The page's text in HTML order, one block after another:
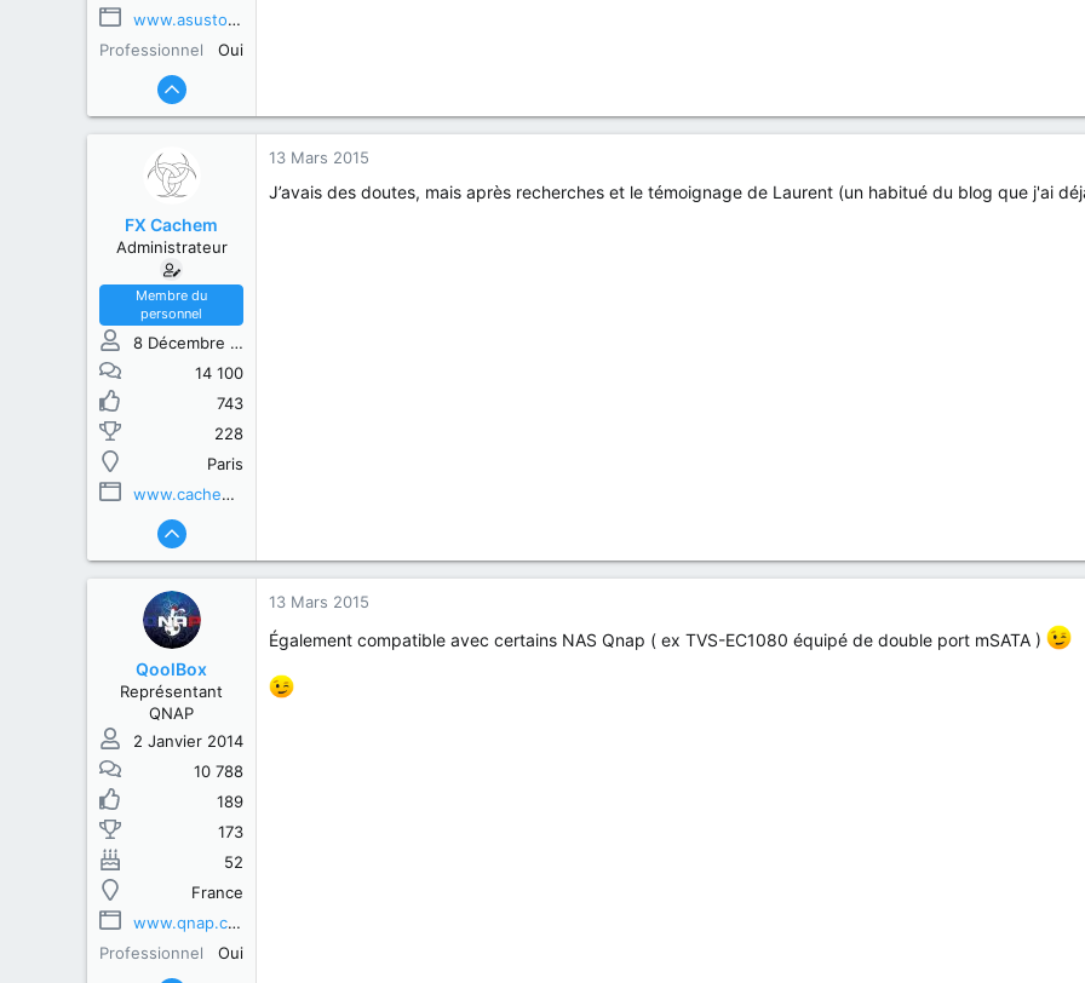
www.asustor.com
Professionnel
Oui
FX Cachem
Administrateur
Membre du
personnel
8 Décembre 2013
14 100
743
228
Paris
www.cachem.fr
13 Mars 2015
J’avais des doutes, mais après recherches et le témoignage de Laurent (un habitué du blog que j'ai
QoolBox
Représentant
QNAP
2 Janvier 2014
10 788
189
173
52
France
www.qnap.com
Professionnel
Oui
13 Mars 2015
Également compatible avec certains NAS Qnap ( ex TVS-EC1080 équipé de double port mSATA )